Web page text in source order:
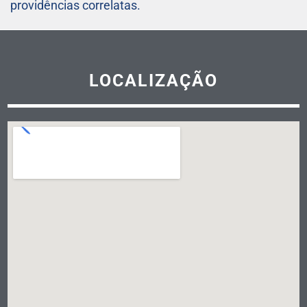
providências correlatas.
LOCALIZAÇÃO